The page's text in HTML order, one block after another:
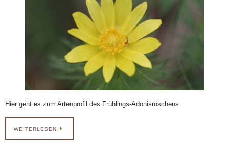
Hier geht es zum Artenprofil des Frühlings-Adonisröschens
WEITERLESEN